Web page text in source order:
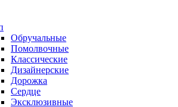
Обручальные
Помолвочные
Классические
Дизайнерские
Дорожка
Сердце
Эксклюзивные